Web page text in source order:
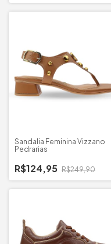
Sandalia Feminina Vizzano
Pedrarias
R$124,95 R$249,90